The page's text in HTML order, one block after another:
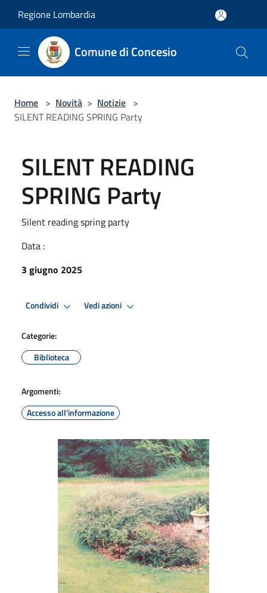
Regione Lombardia
Comune di Concesio
Home > Novità > Notizie >
SILENT READING SPRING Party
SILENT READING
SPRING Party
Silent reading spring party
Data :
3 giugno 2025
Condividi Vedi azioni
Categorie:
Biblioteca
Argomenti:
Accesso all'informazione